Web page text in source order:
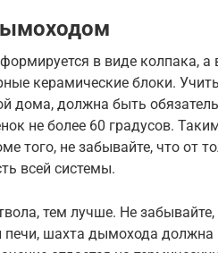
в виде колпака, а
керамические блоки.
дома, должна быть
не более 60 градусов.
того, не забывайте, что от
всей системы.
тем лучше. Не
печи, шахта дымохода